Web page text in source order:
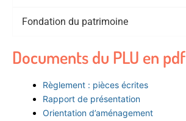
Fondation du patrimoine
Documents du PLU en pdf
Règlement : pièces écrites
Rapport de présentation
Orientation d’aménagement